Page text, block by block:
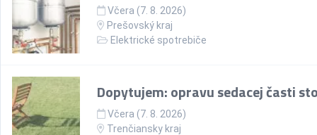
Včera (7. 8. 2026)
Prešovský kraj
Elektrické spotrebiče
Dopytujem: opravu sedacej časti
Včera (7. 8. 2026)
Trenčiansky kraj